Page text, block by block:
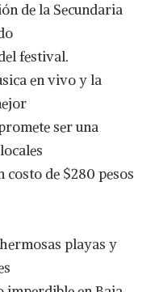
de la Secundaria
festival.
en vivo y la
ser una
costo de $280 pesos
playas y